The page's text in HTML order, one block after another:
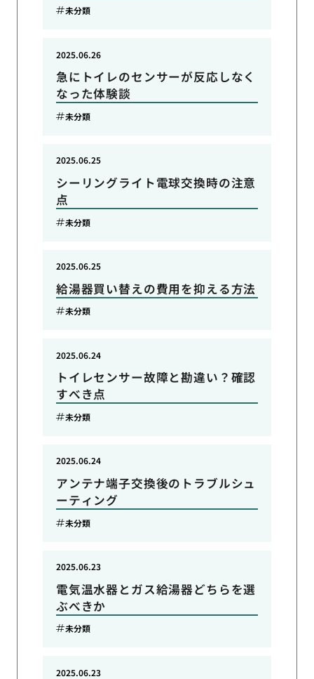
未分類
急にトイレのセンサーが反応しなく
なった体験談
2025.06.26
未分類
シーリングライト電球交換時の注意
点
2025.06.25
未分類
給湯器買い替えの費用を抑える方法
2025.06.25
未分類
トイレセンサー故障と勘違い？確認
すべき点
2025.06.24
未分類
アンテナ端子交換後のトラブルシュ
ーティング
2025.06.24
未分類
電気温水器とガス給湯器どちらを選
ぶべきか
2025.06.23
未分類
2025.06.23